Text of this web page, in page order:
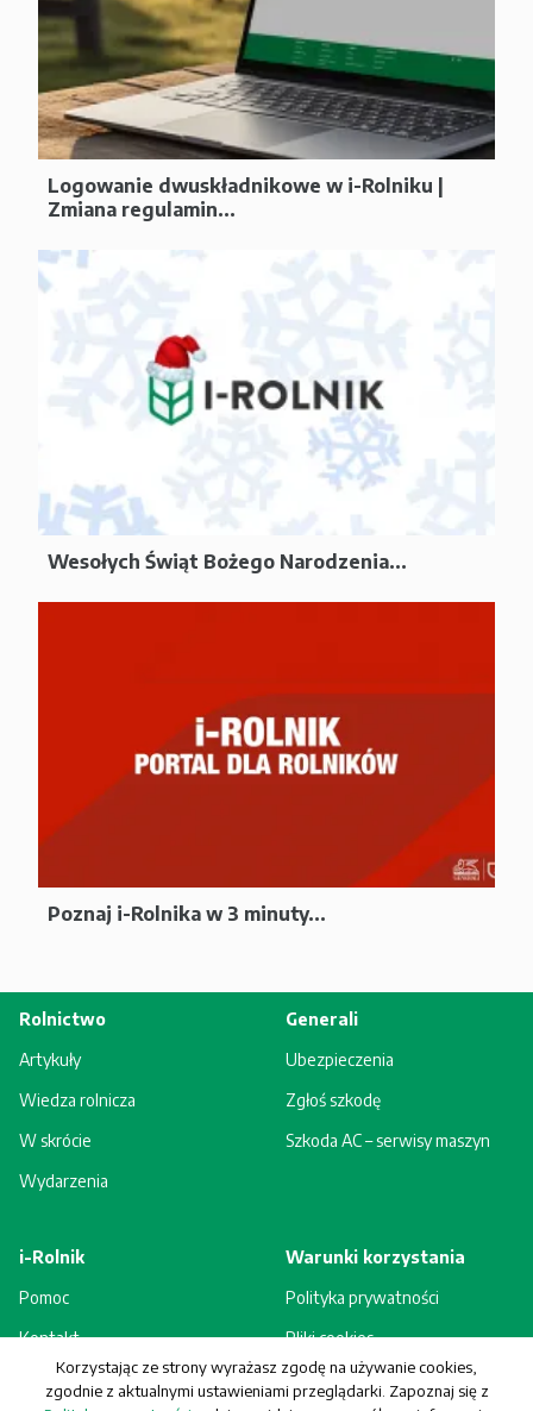
Logowanie dwuskładnikowe w i-Rolniku |
Zmiana regulamin...
Wesołych Świąt Bożego Narodzenia...
Poznaj i-Rolnika w 3 minuty...
Rolnictwo
Artykuły
Wiedza rolnicza
W skrócie
Wydarzenia
Generali
Ubezpieczenia
Zgłoś szkodę
Szkoda AC – serwisy maszyn
i-Rolnik
Pomoc
Kontakt
Rejestracja - korzyści
Warunki korzystania
Polityka prywatności
Pliki cookies
Regulamin
Korzystając ze strony wyrażasz zgodę na używanie cookies,
zgodnie z aktualnymi ustawieniami przeglądarki. Zapoznaj się z